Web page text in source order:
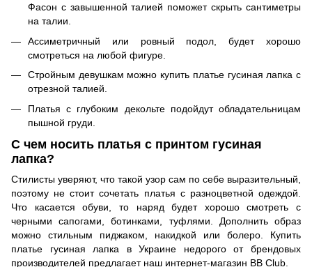
Фасон с завышенной талией поможет скрыть сантиметры
на талии.
Ассиметричный или ровный подол, будет хорошо
смотреться на любой фигуре.
Стройным девушкам можно купить платье гусиная лапка с
отрезной талией.
Платья с глубоким декольте подойдут обладательницам
пышной груди.
С чем носить платья с принтом гусиная
лапка?
Стилисты уверяют, что такой узор сам по себе выразительный,
поэтому не стоит сочетать платья с разноцветной одеждой.
Что касается обуви, то наряд будет хорошо смотреть с
черными сапогами, ботинками, туфлями. Дополнить образ
можно стильным пиджаком, накидкой или болеро. Купить
платье гусиная лапка в Украине недорого от брендовых
производителей предлагает наш интернет-магазин BB Club.